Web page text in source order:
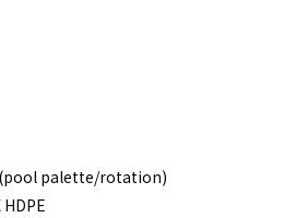
(pool palette/rotation)
HDPE